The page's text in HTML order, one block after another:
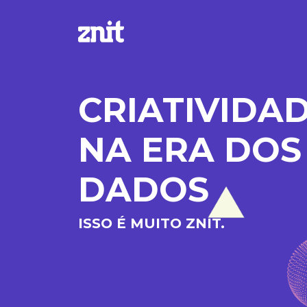
NA ERA DOS
DADOS
ISSO É MUITO ZNIT.